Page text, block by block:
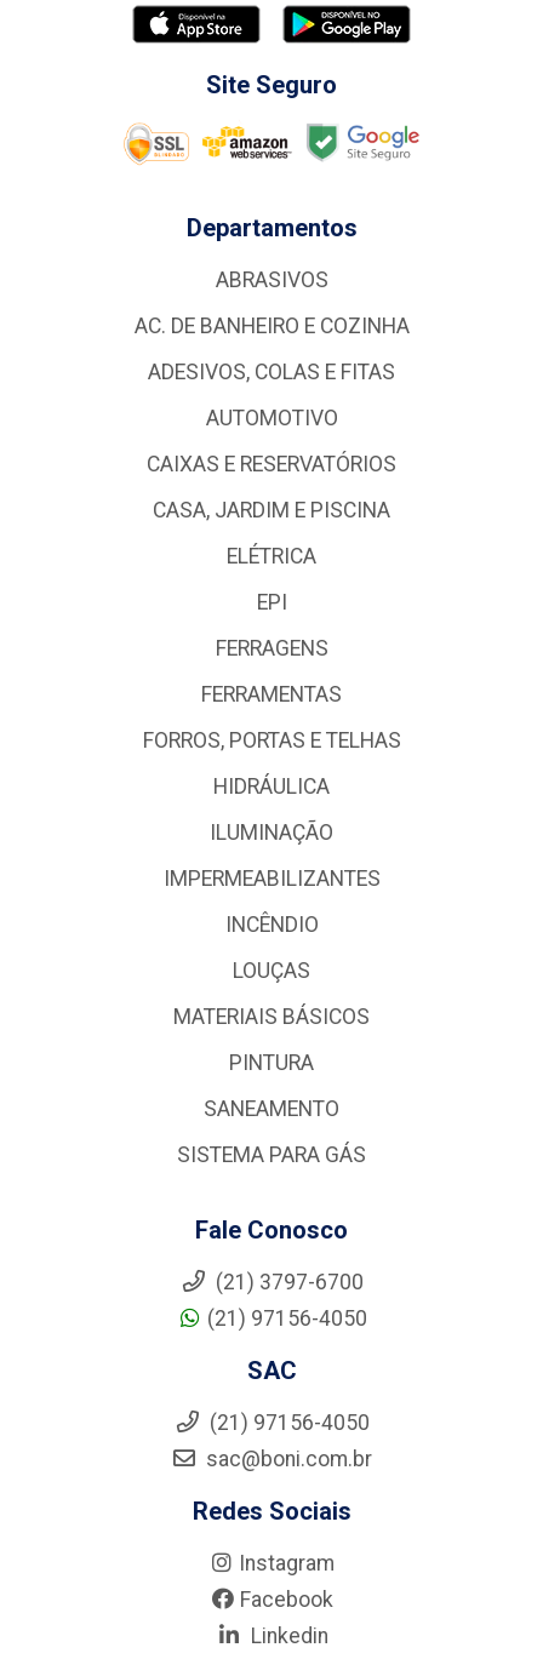
Site Seguro
Departamentos
ABRASIVOS
AC. DE BANHEIRO E COZINHA
ADESIVOS, COLAS E FITAS
AUTOMOTIVO
CAIXAS E RESERVATÓRIOS
CASA, JARDIM E PISCINA
ELÉTRICA
EPI
FERRAGENS
FERRAMENTAS
FORROS, PORTAS E TELHAS
HIDRÁULICA
ILUMINAÇÃO
IMPERMEABILIZANTES
INCÊNDIO
LOUÇAS
MATERIAIS BÁSICOS
PINTURA
SANEAMENTO
SISTEMA PARA GÁS
Fale Conosco
(21) 3797-6700
(21) 97156-4050
SAC
(21) 97156-4050
sac@boni.com.br
Redes Sociais
Instagram
Facebook
Linkedin